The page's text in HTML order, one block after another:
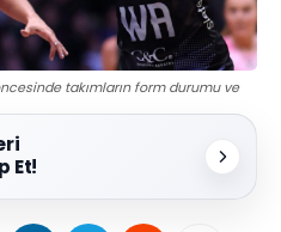
takımların form durumu ve
Et!